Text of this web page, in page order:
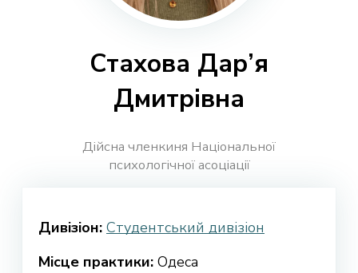
Стахова Дар’я
Дмитрівна
Дійсна членкиня Національної
психологічної асоціації
Дивізіон: Студентський дивізіон
Місце практики: Одеса